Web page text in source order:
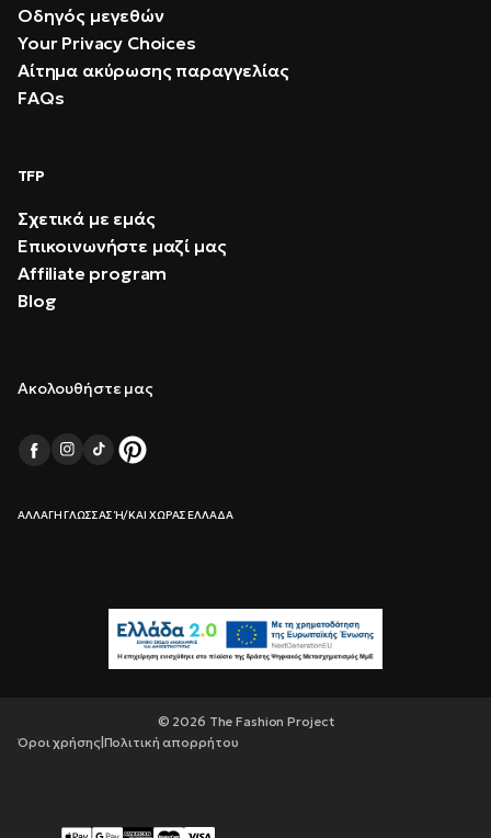
Οδηγός μεγεθών
Your Privacy Choices
Αίτημα ακύρωσης παραγγελίας
FAQs
TFP
Σχετικά με εμάς
Επικοινωνήστε μαζί μας
Affiliate program
Blog
Ακολουθήστε μας
ΑΛΛΑΓΉ ΓΛΏΣΣΑΣ Ή/ΚΑΙ ΧΏΡΑΣ ΕΛΛΆΔΑ
© 2026 The Fashion Project
Όροι χρήσης Πολιτική απορρήτου